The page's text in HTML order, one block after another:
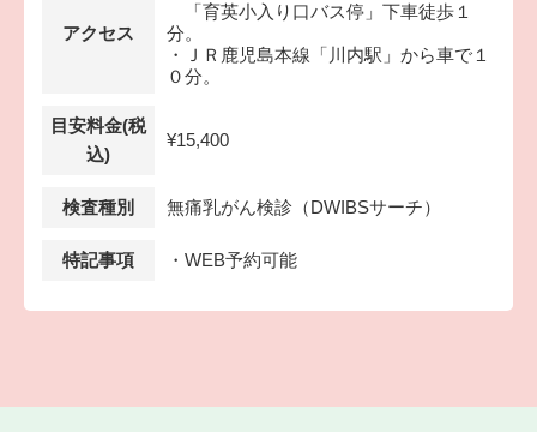
アクセス
「育英小入り口バス停」下車徒歩１
分。
・ＪＲ鹿児島本線「川内駅」から車で１
０分。
目安料金(税
込)
¥15,400
検査種別 無痛乳がん検診（DWIBSサーチ）
特記事項 ・WEB予約可能